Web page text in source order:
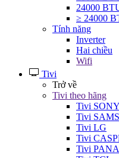
24000
≥ 24000
Tính năng
Inverter
Hai chiều
Wifi
Tivi
Trở về
Tivi theo hãng
Tivi SONY
Tivi
Tivi LG
Tivi
Tivi